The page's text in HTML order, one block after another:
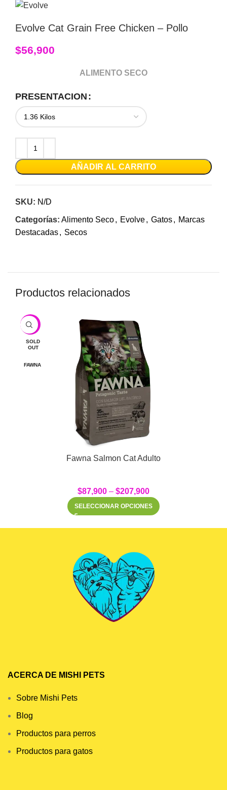
Evolve Cat Grain Free Chicken – Pollo
$56,900
ALIMENTO SECO
PRESENTACION
AÑADIR AL CARRITO
SKU: N/D
Categorías: Alimento Seco, Evolve, Gatos, Marcas
Destacadas, Secos
Productos relacionados
-6%
SOLD
OUT
FAWNA
Fawna Salmon Cat Adulto
$87,900 – $207,900
SELECCIONAR OPCIONES
ACERCA DE MISHI PETS
Sobre Mishi Pets
Blog
Productos para perros
Productos para gatos